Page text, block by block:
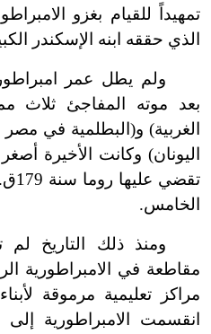
تمهيداً للقيام بغزو
الذي حققه ابنه الإسكندر الكبير
ولم يطل عمر
بعد موته المفاجئ ثلاث
الغربية) و(البطلمية في مصر
اليونان) وكانت الأخيرة
الخامس.
ومنذ ذلك التاريخ لم
مقاطعة في الامبراطورية
مراكز تعليمية مرموقة
انقسمت الامبراطورية